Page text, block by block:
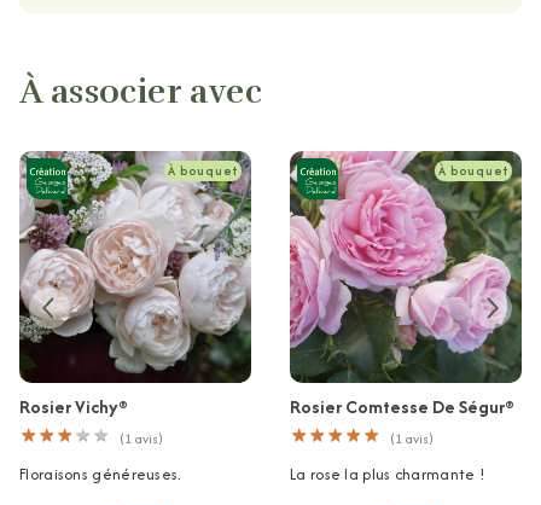
À associer avec
À bouquet
Rosier Vichy®
★ ★ ★ ★ ★
★ ★ ★ ★ ★ (1avis)
Floraisons généreuses.
À bouquet
Rosier Comtesse De Ségur®
★ ★ ★ ★ ★
★ ★ ★ ★ ★ (1avis)
La rose la plus charmante !